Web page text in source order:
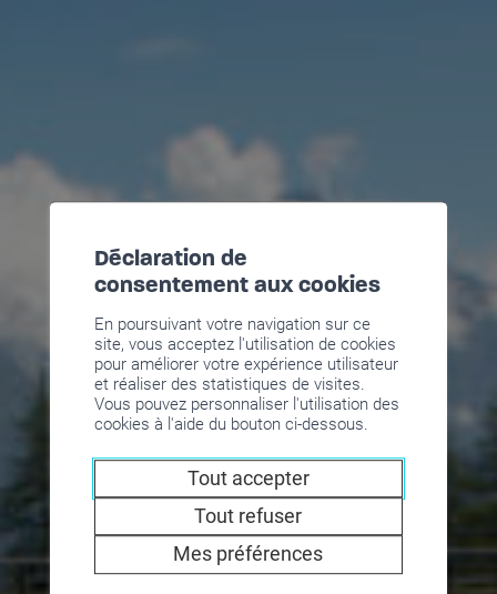
Déclaration de
consentement aux cookies
En poursuivant votre navigation sur ce
site, vous acceptez l'utilisation de cookies
pour améliorer votre expérience utilisateur
et réaliser des statistiques de visites.
Vous pouvez personnaliser l'utilisation des
cookies à l'aide du bouton ci-dessous.
Tout accepter
Tout refuser
Mes préférences